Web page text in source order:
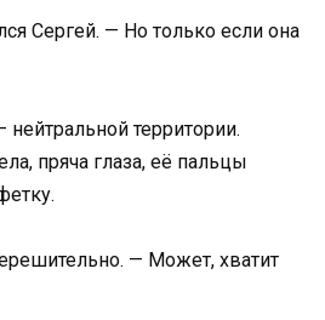
Сергей. — Но только если она
территории.
пряча глаза, её пальцы
— Может, хватит